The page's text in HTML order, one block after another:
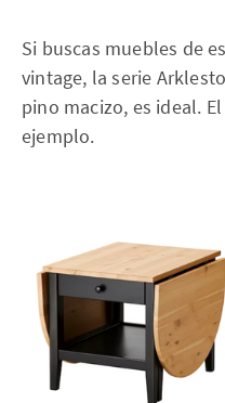
Si buscas muebles de
vintage, la serie
pino macizo, es ideal.
ejemplo.